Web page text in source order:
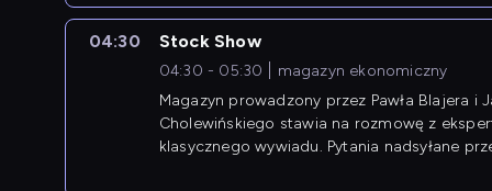
04:30 Stock Show
04:30 - 05:30
magazyn ekonomiczny
Magazyn prowadzony przez Pawła Blajera i
Cholewińskiego stawia na rozmowę z
klasycznego wywiadu. Pytania nadsyłane